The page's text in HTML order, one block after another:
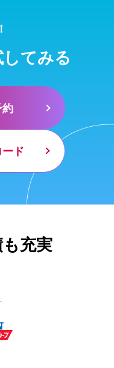
てみる
ド
充実